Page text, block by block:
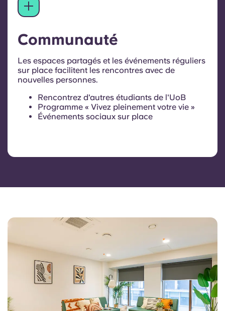
Communauté
Les espaces partagés et les événements réguliers
sur place facilitent les rencontres avec de
nouvelles personnes.
Rencontrez d'autres étudiants de l'UoB
Programme « Vivez pleinement votre vie »
Événements sociaux sur place